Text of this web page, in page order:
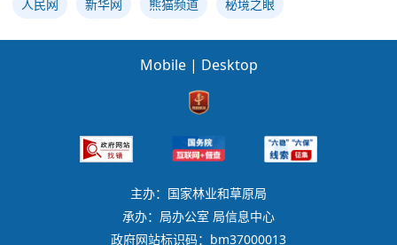
人民网 新华网 熊猫频道 秘境之眼
Mobile | Desktop
主办：国家林业和草原局
承办：局办公室 局信息中心
政府网站标识码：bm37000013